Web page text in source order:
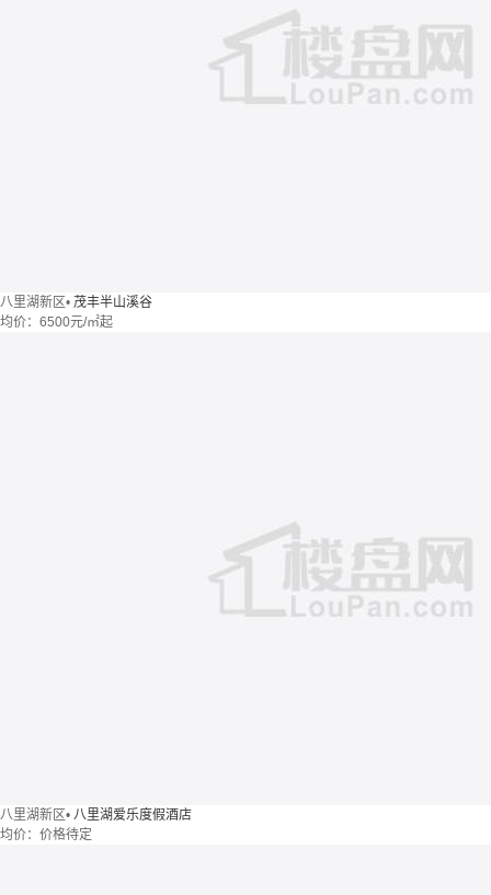
八里湖新区• 茂丰半山溪谷
均价： 6500元/㎡起
八里湖新区• 八里湖爱乐度假酒店
均价： 价格待定